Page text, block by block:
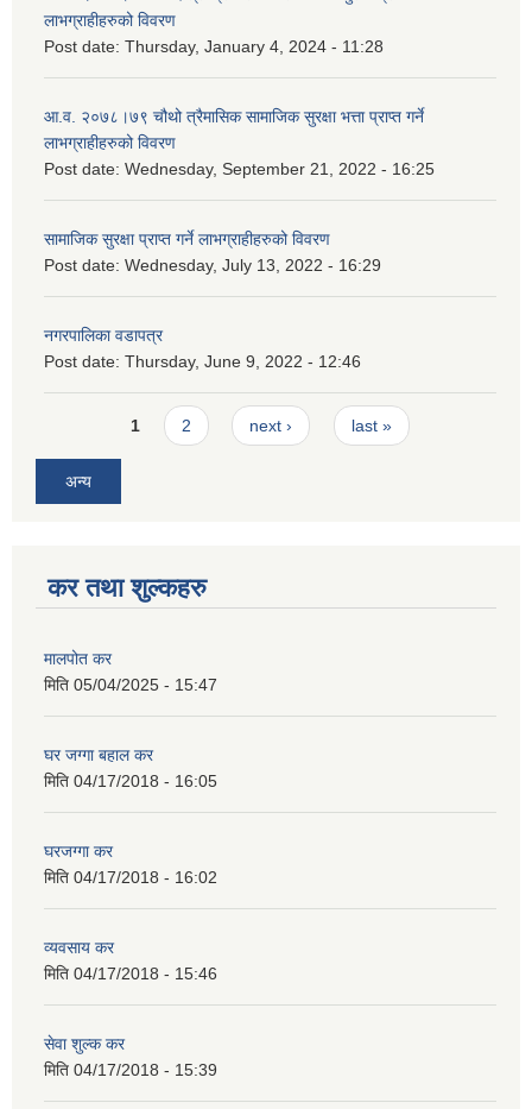
लाभग्राहीहरुको विवरण
Post date: Thursday, January 4, 2024 - 11:28
आ.व. २०७८।७९ चौथो त्रैमासिक सामाजिक सुरक्षा भत्ता प्राप्त गर्ने
लाभग्राहीहरुको विवरण
Post date: Wednesday, September 21, 2022 - 16:25
सामाजिक सुरक्षा प्राप्त गर्ने लाभग्राहीहरुको विवरण
Post date: Wednesday, July 13, 2022 - 16:29
नगरपालिका वडापत्र
Post date: Thursday, June 9, 2022 - 12:46
Pages1 2 next › last »
अन्य
कर तथा शुल्कहरु
मालपोत कर
मिति 05/04/2025 - 15:47
घर जग्गा बहाल कर
मिति 04/17/2018 - 16:05
घरजग्गा कर
मिति 04/17/2018 - 16:02
व्यवसाय कर
मिति 04/17/2018 - 15:46
सेवा शुल्क कर
मिति 04/17/2018 - 15:39